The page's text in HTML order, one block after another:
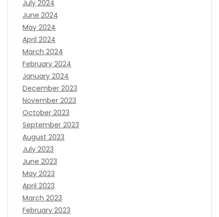
July 2024
June 2024
May 2024
April 2024
March 2024
February 2024
January 2024
December 2023
November 2023
October 2023
September 2023
August 2023
July 2023
June 2023
May 2023
April 2023
March 2023
February 2023